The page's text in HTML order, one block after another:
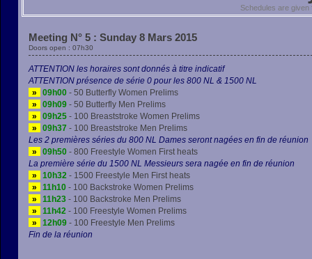
Schedules are
Meeting N° 5 : Sunday 8 Mars 2015
Doors open : 07h30
ATTENTION les horaires sont donnés à titre indicatif
ATTENTION présence de série 0 pour les 800 NL & 1500 NL
»
09h00 - 50 Butterfly Women Prelims
»
09h09 - 50 Butterfly Men Prelims
»
09h25 - 100 Breaststroke Women Prelims
»
09h37 - 100 Breaststroke Men Prelims
Les 2 premières séries du 800 NL Dames seront nagées en fin de réunion
»
09h50 - 800 Freestyle Women First heats
La première série du 1500 NL Messieurs sera nagée en fin de réunion
»
10h32 - 1500 Freestyle Men First heats
»
11h10 - 100 Backstroke Women Prelims
»
11h23 - 100 Backstroke Men Prelims
»
11h42 - 100 Freestyle Women Prelims
»
12h09 - 100 Freestyle Men Prelims
Fin de la réunion